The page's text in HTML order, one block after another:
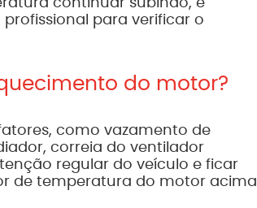
continuar subindo, é
para verificar o
do motor?
como vazamento de
correia do ventilador
regular do veículo e ficar
de temperatura do motor acima